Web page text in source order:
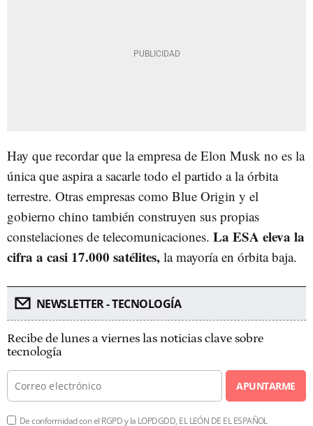
Hay que recordar que la empresa de Elon Musk no es la
única que aspira a sacarle todo el partido a la órbita
terrestre. Otras empresas como Blue Origin y el
gobierno chino también construyen sus propias
constelaciones de telecomunicaciones. La ESA eleva la
cifra a casi 17.000 satélites, la mayoría en órbita baja.
NEWSLETTER - TECNOLOGÍA
Recibe de lunes a viernes las noticias clave sobre
tecnología
APUNTARME
De conformidad con el RGPD y la LOPDGDD, EL LEÓN DE EL ESPAÑOL